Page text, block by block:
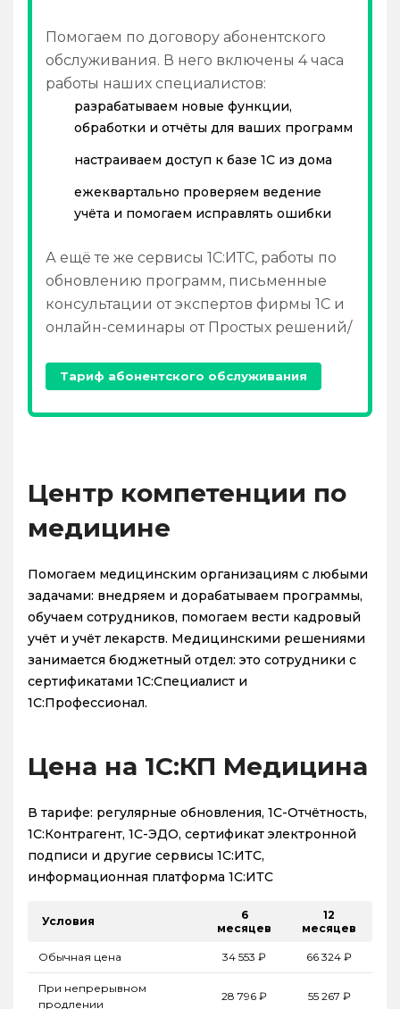
Помогаем по договору абонентского
обслуживания. В него включены 4 часа
работы наших специалистов:
разрабатываем новые функции,
обработки и отчёты для ваших программ
настраиваем доступ к базе 1С из дома
ежеквартально проверяем ведение
учёта и помогаем исправлять ошибки
А ещё те же сервисы 1С:ИТС, работы по
обновлению программ, письменные
консультации от экспертов фирмы 1С и
онлайн-семинары от Простых решений/
Тариф абонентского обслуживания
Центр компетенции по
медицине
Помогаем медицинским организациям с любыми
задачами: внедряем и дорабатываем программы,
обучаем сотрудников, помогаем вести кадровый
учёт и учёт лекарств. Медицинскими решениями
занимается бюджетный отдел: это сотрудники с
сертификатами 1С:Специалист и
1С:Профессионал.
Цена на 1С:КП Медицина
В тарифе: регулярные обновления, 1С-Отчётность,
1С:Контрагент, 1С-ЭДО, сертификат электронной
подписи и другие сервисы 1С:ИТС,
информационная платформа 1С:ИТС
Условия
6
месяцев
12
месяцев
Обычная цена 34 553 ₽ 66 324 ₽
При непрерывном
продлении
28 796 ₽ 55 267 ₽